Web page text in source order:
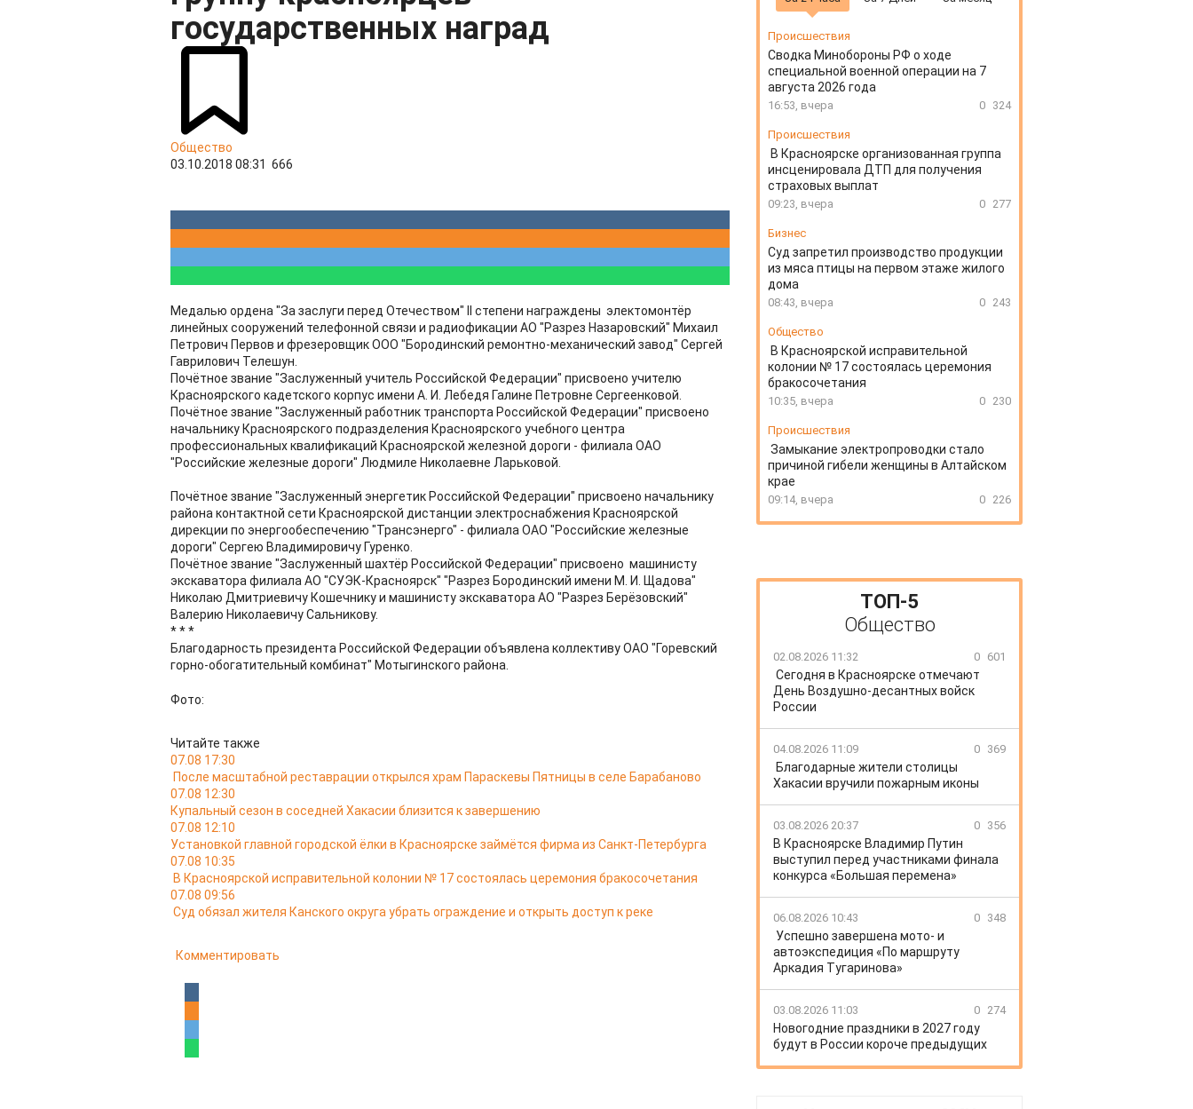
государственных наград
Общество
03.10.2018 08:31 666
Медалью ордена "За заслуги перед Отечеством" II степени награждены электомонтёр
линейных сооружений телефонной связи и радиофикации АО "Разрез Назаровский" Михаил
Петрович Первов и фрезеровщик ООО "Бородинский ремонтно-механический завод" Сергей
Гаврилович Телешун.
Почётное звание "Заслуженный учитель Российской Федерации" присвоено учителю
Красноярского кадетского корпус имени А. И. Лебедя Галине Петровне Сергеенковой.
Почётное звание "Заслуженный работник транспорта Российской Федерации" присвоено
начальнику Красноярского подразделения Красноярского учебного центра
профессиональных квалификаций Красноярской железной дороги - филиала ОАО
"Российские железные дороги" Людмиле Николаевне Ларьковой.
Почётное звание "Заслуженный энергетик Российской Федерации" присвоено начальнику
района контактной сети Красноярской дистанции электроснабжения Красноярской
дирекции по энергообеспечению "Трансэнерго" - филиала ОАО "Российские железные
дороги" Сергею Владимировичу Гуренко.
Почётное звание "Заслуженный шахтёр Российской Федерации" присвоено машинисту
экскаватора филиала АО "СУЭК-Красноярск" "Разрез Бородинский имени М. И. Щадова"
Николаю Дмитриевичу Кошечнику и машинисту экскаватора АО "Разрез Берёзовский"
Валерию Николаевичу Сальникову.
* * *
Благодарность президента Российской Федерации объявлена коллективу ОАО "Горевский
горно-обогатительный комбинат" Мотыгинского района.
Фото:
Читайте также
07.08 17:30
После масштабной реставрации открылся храм Параскевы Пятницы в селе Барабаново
07.08 12:30
Купальный сезон в соседней Хакасии близится к завершению
07.08 12:10
Установкой главной городской ёлки в Красноярске займётся фирма из Санкт-Петербурга
07.08 10:35
В Красноярской исправительной колонии № 17 состоялась церемония бракосочетания
07.08 09:56
Суд обязал жителя Канского округа убрать ограждение и открыть доступ к реке
Комментировать
Происшествия
Сводка Минобороны РФ о ходе
специальной военной операции на 7
августа 2026 года
16:53, вчера 0 324
Происшествия
В Красноярске организованная группа
инсценировала ДТП для получения
страховых выплат
09:23, вчера 0 277
Бизнес
Суд запретил производство продукции
из мяса птицы на первом этаже жилого
дома
08:43, вчера 0 243
Общество
В Красноярской исправительной
колонии № 17 состоялась церемония
бракосочетания
10:35, вчера 0 230
Происшествия
Замыкание электропроводки стало
причиной гибели женщины в Алтайском
крае
09:14, вчера 0 226
ТОП-5
Общество
02.08.2026 11:32 0 601
Сегодня в Красноярске отмечают
День Воздушно-десантных войск
России
04.08.2026 11:09 0 369
Благодарные жители столицы
Хакасии вручили пожарным иконы
03.08.2026 20:37 0 356
В Красноярске Владимир Путин
выступил перед участниками финала
конкурса «Большая перемена»
06.08.2026 10:43 0 348
Успешно завершена мото- и
автоэкспедиция «По маршруту
Аркадия Тугаринова»
03.08.2026 11:03 0 274
Новогодние праздники в 2027 году
будут в России короче предыдущих